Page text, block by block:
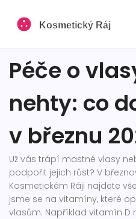
Péče o
nehty: co
v březnu
Už vás trápí mastné vlasy
podpořit jejich růst? V
Kosmetickém Ráji najdete
jsme se na vitamíny, které
vlasům. Například vitamín D